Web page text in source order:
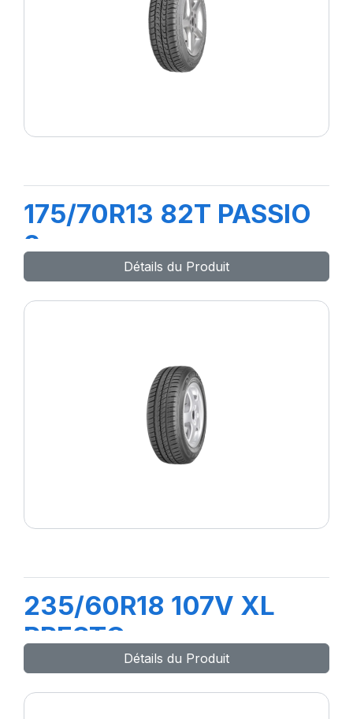
175/70R13 82T PASSIO
2
Détails du Produit
235/60R18 107V XL
PRESTO
Détails du Produit